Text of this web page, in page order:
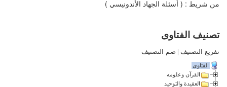
من شريط : ( أسئلة الجهاد الأندونيسي )
تصنيف الفتاوى
تفريع التصنيف | ضم التصنيف
الفتاوى
القرآن وعلومه
العقيدة والتوحيد